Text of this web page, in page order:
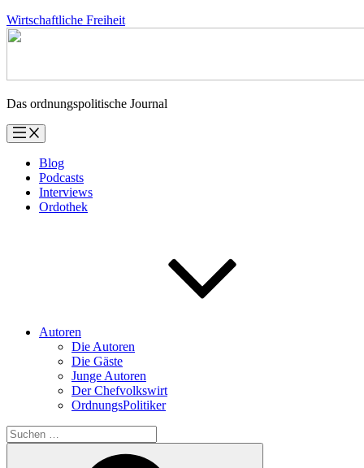
Zum
Inhalt
Wirtschaftliche Freiheit
Das ordnungspolitische Journal
Blog
Podcasts
Interviews
Ordothek
Autoren
Die Autoren
Die Gäste
Junge Autoren
Der Chefvolkswirt
OrdnungsPolitiker
Suchen
nach: